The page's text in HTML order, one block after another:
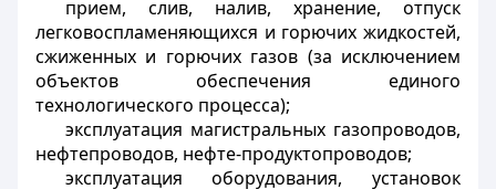
прием, слив, налив, хранение, отпуск
легковоспламеняющихся и горючих жидкостей,
сжиженных и горючих газов (за исключением
объектов обеспечения единого
технологического процесса);
эксплуатация магистральных газопроводов,
нефтепроводов, нефте-продуктопроводов;
эксплуатация оборудования, установок